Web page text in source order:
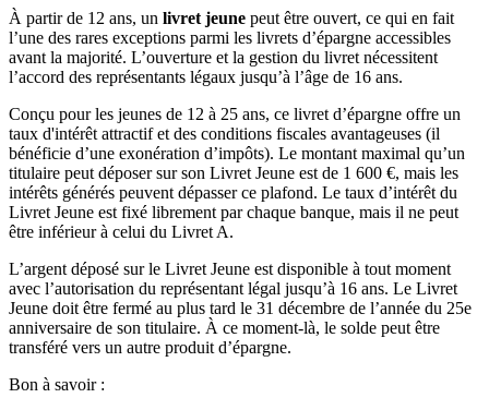
À partir de 12 ans, un livret jeune peut être ouvert, ce qui en fait
l’une des rares exceptions parmi les livrets d’épargne accessibles
avant la majorité. L’ouverture et la gestion du livret nécessitent
l’accord des représentants légaux jusqu’à l’âge de 16 ans.
Conçu pour les jeunes de 12 à 25 ans, ce livret d’épargne offre un
taux d'intérêt attractif et des conditions fiscales avantageuses (il
bénéficie d’une exonération d’impôts). Le montant maximal qu’un
titulaire peut déposer sur son Livret Jeune est de 1 600 €, mais les
intérêts générés peuvent dépasser ce plafond. Le taux d’intérêt du
Livret Jeune est fixé librement par chaque banque, mais il ne peut
être inférieur à celui du Livret A.
L’argent déposé sur le Livret Jeune est disponible à tout moment
avec l’autorisation du représentant légal jusqu’à 16 ans. Le Livret
Jeune doit être fermé au plus tard le 31 décembre de l’année du 25e
anniversaire de son titulaire. À ce moment-là, le solde peut être
transféré vers un autre produit d’épargne.
Bon à savoir :